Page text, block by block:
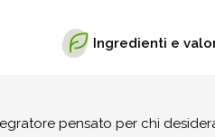
Ingredienti e
pensato per chi